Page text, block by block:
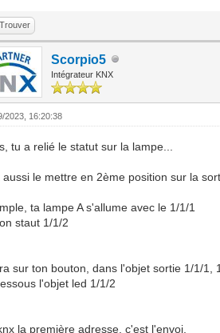
Trouver
Scorpio5
Intégrateur KNX
2023, 16:20:38
tu a relié le statut sur la lampe...
aussi le mettre en 2ème position sur la
ta lampe A s'allume avec le 1/1/1
staut 1/1/2
sur ton bouton, dans l'objet sortie 1/1/1,
l'objet led 1/1/2
la première adresse, c'est l'envoi,